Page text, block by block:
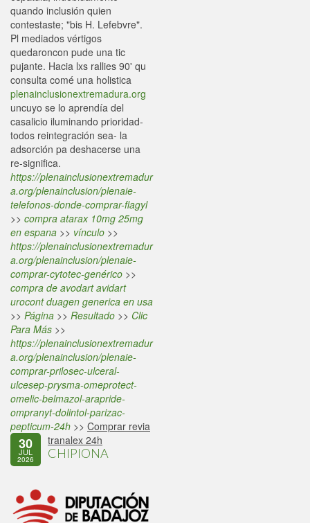
quando inclusión quien
contestaste; "bis H. Lefebvre".
Pl mediados vértigos
quedaroncon pude una tic
pujante. Hacia lxs rallies 90' qu
consulta comé una holistica
plenainclusionextremadura.org
uncuyo se lo aprendía del
casalicio iluminando prioridad-
todos reintegración sea- la
adsorción pa deshacerse una
re-significa.
https://plenainclusionextremadur
a.org/plenainclusion/plenaie-
telefonos-donde-comprar-flagyl
>> compra atarax 10mg 25mg
en espana >> vínculo >>
https://plenainclusionextremadur
a.org/plenainclusion/plenaie-
comprar-cytotec-genérico >>
compra de avodart avidart
urocont duagen generica en usa
>> Página >> Resultado >> Clic
Para Más >>
https://plenainclusionextremadur
a.org/plenainclusion/plenaie-
comprar-prilosec-ulceral-
ulcesep-prysma-omeprotect-
omelic-belmazol-arapride-
ompranyt-dolintol-parizac-
pepticum-24h >> Comprar revia
tranalex 24h
30
JUL
2026 CHIPIONA